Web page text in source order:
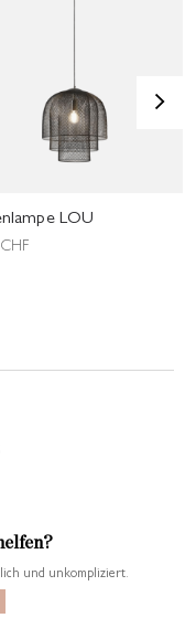
LOU
CHF
>
und unkompliziert.